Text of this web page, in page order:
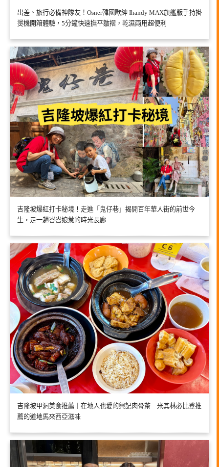
出差、旅行必備神隊友！Osner韓國歐紳 Ihandy MAX旗艦版手持掛
燙機開箱體驗，5分鐘快速撫平皺褶，乾濕兩用超便利
吉隆坡爆紅打卡秘境！走進「鬼仔巷」揭開百年華人街的前世今
生，走一趟峇峇娘惹的時光長廊
吉隆坡甲洞美食推薦｜在地人也愛的興記肉骨茶 米其林必比登推
薦的道地馬來西亞滋味